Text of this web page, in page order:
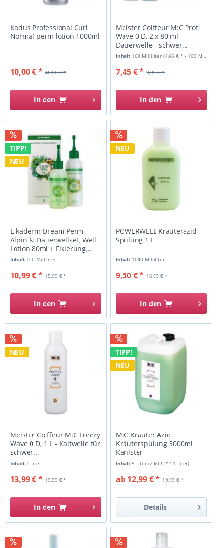
Kadus Professional Curl
Normal perm lotion 1000ml
40,00 € *
10,00 € *
In den
Meister Coiffeur M:C Profi
Wave 0 D, 2 x 80 ml -
Dauerwelle - schwer...
Inhalt 160 Milliliter(4,66 € * / 100 Milliliter)
9,99 € *
7,45 € *
In den
TIPP!
NEU
Elkaderm Dream Perm
Alpin N Dauerwellset, Well
Lotion 80ml + Fixierung...
Inhalt 100 Milliliter
15,99 € *
10,99 € *
In den
NEU
POWERWELL Kräuterazid-
Spülung 1 L
Inhalt 1000 Milliliter
16,99 € *
9,50 € *
In den
NEU
Meister Coiffeur M:C Freezy
Wave 0 D, 1 L - Kaltwelle für
schwer...
Inhalt 1 Liter
19,99 € *
13,99 € *
In den
TIPP!
NEU
M:C Kräuter Azid
Kräuterspülung 5000ml
Kanister
Inhalt 5 Liter(2,60 € * / 1 Liter)
19,99 € *
ab 12,99 € *
Details